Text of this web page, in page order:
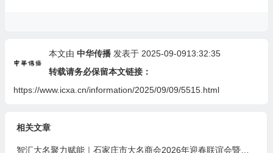
本文由 中华传播发表于 2025-09-0913:32:35
转载请务必保留本文链接：
https://www.icxa.cn/information/2025/09/09/5515.html
相关文章
智汇大名聚力赋能｜石家庄市大名商会2026年迎春联谊会暨招商引资推介会圆满落幕